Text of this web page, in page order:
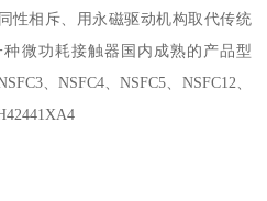
性相斥、用永磁驱动机构取代传统
微功耗接触器国内成熟的产品型
、NSFC4、NSFC5、NSFC12、